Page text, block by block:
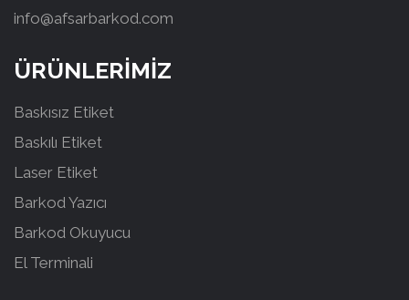
info@afsarbarkod.com
ÜRÜNLERİMİZ
Baskısız Etiket
Baskılı Etiket
Laser Etiket
Barkod Yazıcı
Barkod Okuyucu
El Terminali